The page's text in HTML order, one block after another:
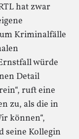
hat zwar
Kriminalfälle
würde
Detail
ruft eine
zu, als die in
können“,
Kollegin